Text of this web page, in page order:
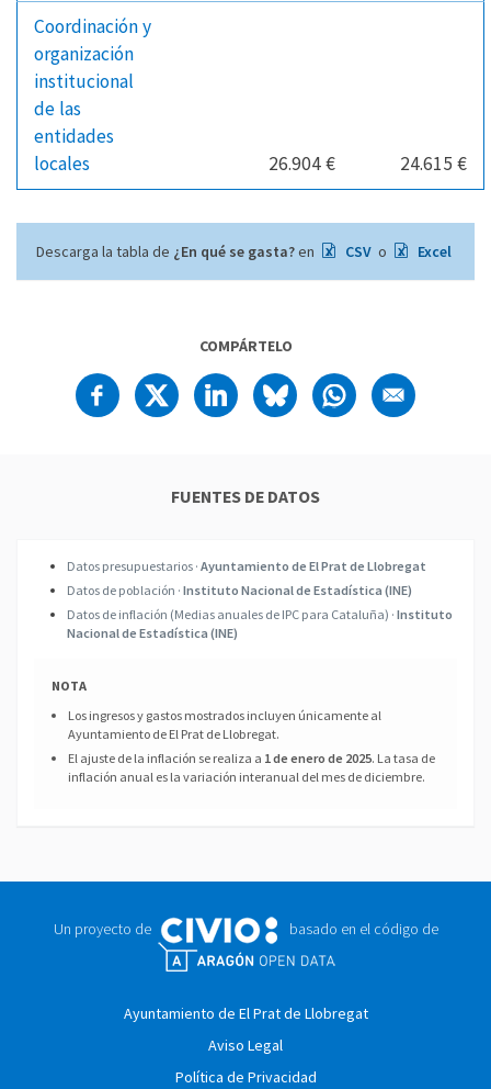
Coordinación y
organización
institucional
de las
entidades
locales
26.904 € 24.615 €
Descarga la tabla de ¿En qué se gasta?en CSV o Excel
COMPÁRTELO
FUENTES DE DATOS
Datos presupuestarios · Ayuntamiento de El Prat de Llobregat
Datos de población · Instituto Nacional de Estadística (INE)
Datos de inflación (Medias anuales de IPC para Cataluña) · Instituto
Nacional de Estadística (INE)
NOTA
Los ingresos y gastos mostrados incluyen únicamente al
Ayuntamiento de El Prat de Llobregat.
El ajuste de la inflación se realiza a 1 de enero de 2025. La tasa de
inflación anual es la variación interanual del mes de diciembre.
Un proyecto de basado en el código de
Ayuntamiento de El Prat de Llobregat
Aviso Legal
Política de Privacidad